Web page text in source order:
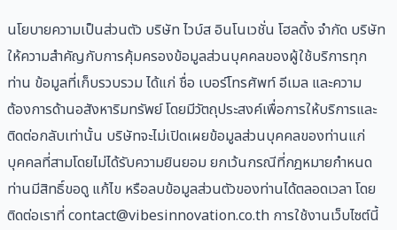
นโยบายความเป็นส่วนตัว บริษัท ไวบ์ส อินโนเวชั่น โฮลดิ้ง จำกัด บริษัท
ให้ความสำคัญกับการคุ้มครองข้อมูลส่วนบุคคลของผู้ใช้บริการทุก
ท่าน ข้อมูลที่เก็บรวบรวม ได้แก่ ชื่อ เบอร์โทรศัพท์ อีเมล และความ
ต้องการด้านอสังหาริมทรัพย์ โดยมีวัตถุประสงค์เพื่อการให้บริการและ
ติดต่อกลับเท่านั้น บริษัทจะไม่เปิดเผยข้อมูลส่วนบุคคลของท่านแก่
บุคคลที่สามโดยไม่ได้รับความยินยอม ยกเว้นกรณีที่กฎหมายกำหนด
ท่านมีสิทธิ์ขอดู แก้ไข หรือลบข้อมูลส่วนตัวของท่านได้ตลอดเวลา โดย
ติดต่อเราที่ contact@vibesinnovation.co.th การใช้งานเว็บไซต์นี้